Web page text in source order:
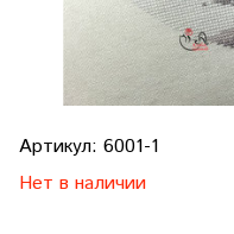
Артикул: 6001-1
Нет в наличии